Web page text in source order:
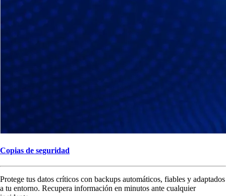
Copias de seguridad
Protege tus datos críticos con backups automáticos, fiables y adaptados
a tu entorno. Recupera información en minutos ante cualquier